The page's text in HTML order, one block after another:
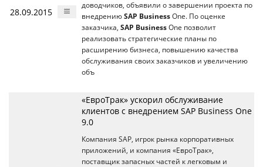
28.09.2015
доводчиков, объявили о завершении проекта по
внедрению SAP Business One. По оценке
заказчика, SAP Business One позволит
реализовать стратегические планы по
расширению бизнеса, повышению качества
обслуживания своих заказчиков и увеличению
объ
«ЕвроТрак» ускорил обслуживание
клиентов с внедрением SAP Business One
9.0
Компания SAP, игрок рынка корпоративных
приложений, и компания «ЕвроТрак»,
поставщик запасных частей к легковым и